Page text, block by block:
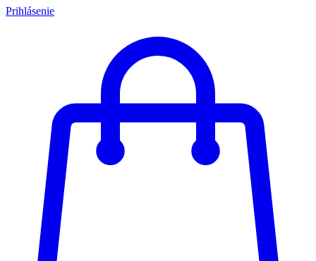
Prihlásenie